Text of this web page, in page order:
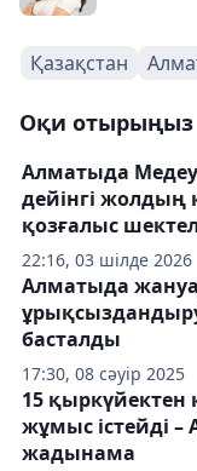
Қазақстан
Оқи отырыңыз
22:16, 03 шілде 2026
Алматыда
дейінгі жолдың
қозғалыс
17:30, 08 сәуір 2025
Алматыда
басталды
15 қыркүйектен
жұмыс істейді –
жадынама